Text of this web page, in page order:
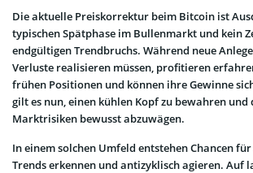
Die aktuelle Preiskorrektur beim Bitcoin ist
typischen Spätphase im Bullenmarkt und kein
endgültigen Trendbruchs. Während neue
Verluste realisieren müssen, profitieren
frühen Positionen und können ihre Gewinne
gilt es nun, einen kühlen Kopf zu bewahren und
Marktrisiken bewusst abzuwägen.
In einem solchen Umfeld entstehen Chancen
Trends erkennen und antizyklisch agieren. Auf